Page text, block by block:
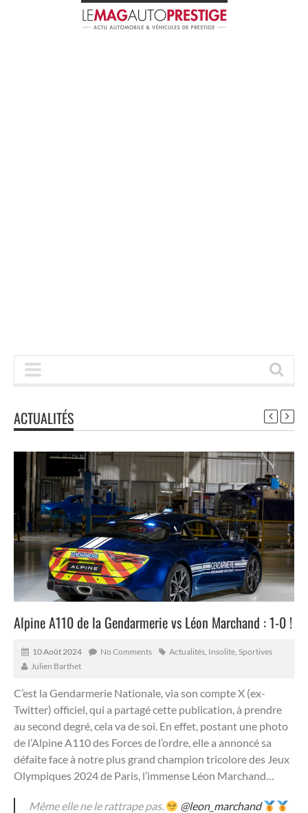
ACTUALITÉS
Alpine A110 de la Gendarmerie vs Léon Marchand : 1-0 !
10 Août 2024 No Comments Actualités Insolite Sportives
Julien Barthet
C’est la Gendarmerie Nationale, via son compte X (ex-
Twitter) officiel, qui a partagé cette publication, à prendre
au second degré, cela va de soi. En effet, postant une photo
de l’Alpine A110 des Forces de l’ordre, elle a annoncé sa
défaite face à notre plus grand champion tricolore des Jeux
Olympiques 2024 de Paris, l’immense Léon Marchand…
Même elle ne le rattrape pas.
@leon_marchand